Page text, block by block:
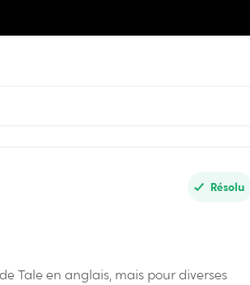
Résolu
Tale en anglais, mais pour diverses